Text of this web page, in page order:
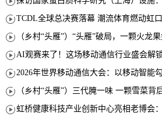
TCDL全球总决赛落幕 潮流体育燃动虹口